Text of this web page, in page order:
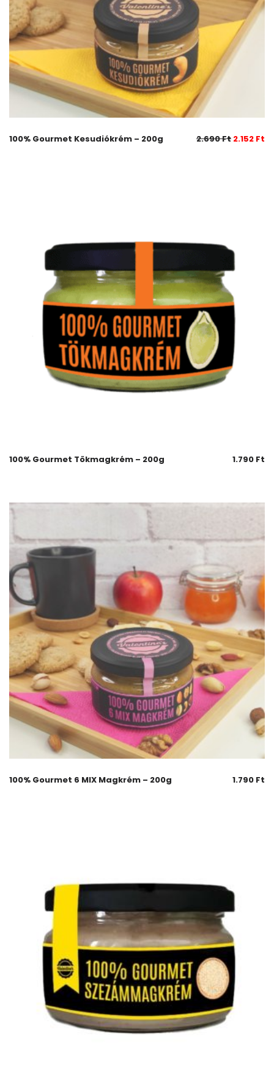
100% Gourmet Kesudiókrém – 200g 2.690Ft 2.152 Ft
100% Gourmet Tökmagkrém – 200g 1.790 Ft
100% Gourmet 6 MIX Magkrém – 200g 1.790 Ft